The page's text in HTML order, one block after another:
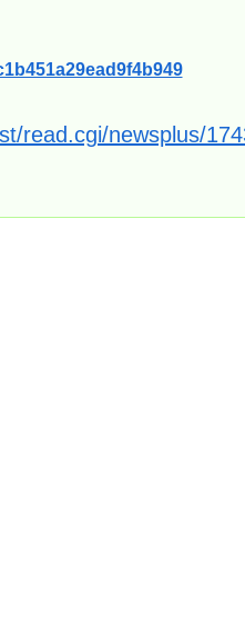
read.cgi/newsplus/